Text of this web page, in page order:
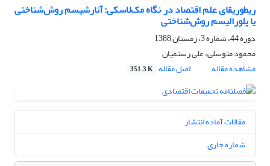
ریطوریقای علم اقتصاد در نگاه مک‌لاسکی: آنارشیسم روش‌شناختی
یا پلورالیسم روش‌شناختی
دوره 44، شماره 3، زمستان 1388
محمود متوسلی، علی رستمیان
مشاهده مقاله
اصل مقاله 351.3 K
مقالات آماده انتشار
شماره جاری